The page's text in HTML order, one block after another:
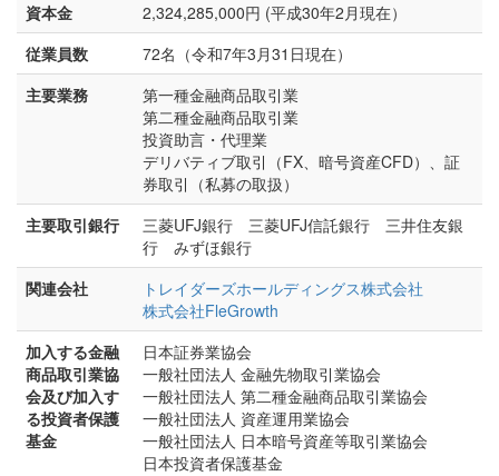
資本金
2,324,285,000円 (平成30年2月現在）
従業員数
72名（令和7年3月31日現在）
主要業務
第一種金融商品取引業
第二種金融商品取引業
投資助言・代理業
デリバティブ取引（FX、暗号資産CFD）、証
券取引（私募の取扱）
主要取引銀行
三菱UFJ銀行 三菱UFJ信託銀行 三井住友銀
行 みずほ銀行
関連会社
トレイダーズホールディングス株式会社
株式会社FleGrowth
加入する金融
商品取引業協
会及び加入す
る投資者保護
基金
日本証券業協会
一般社団法人 金融先物取引業協会
一般社団法人 第二種金融商品取引業協会
一般社団法人 資産運用業協会
一般社団法人 日本暗号資産等取引業協会
日本投資者保護基金